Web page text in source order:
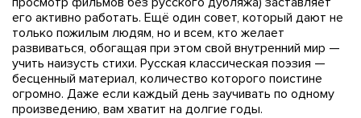
его активно работать. Ещё один совет, который дают не
только пожилым людям, но и всем, кто желает
развиваться, обогащая при этом свой внутренний мир —
учить наизусть стихи. Русская классическая поэзия —
бесценный материал, количество которого поистине
огромно. Даже если каждый день заучивать по одному
произведению, вам хватит на долгие годы.